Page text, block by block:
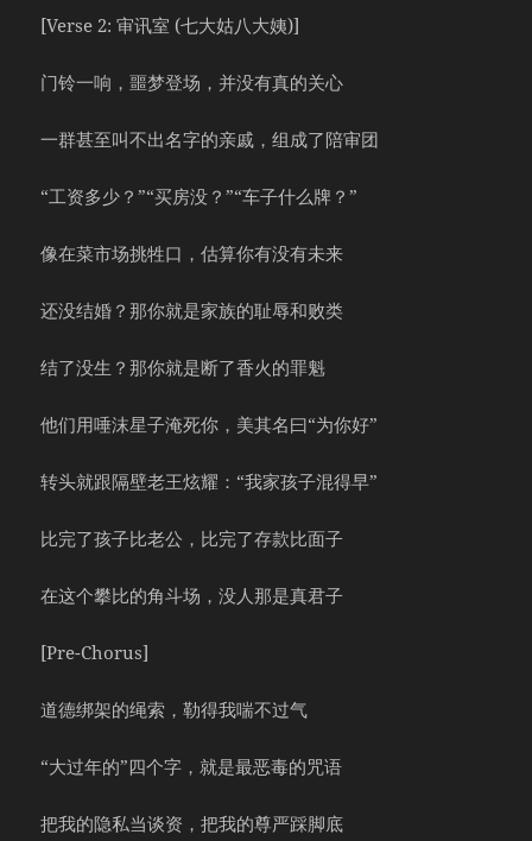
[Verse 2: 审讯室 (七大姑八大姨)]
门铃一响，噩梦登场，并没有真的关心
一群甚至叫不出名字的亲戚，组成了陪审团
“工资多少？”“买房没？”“车子什么牌？”
像在菜市场挑牲口，估算你有没有未来
还没结婚？那你就是家族的耻辱和败类
结了没生？那你就是断了香火的罪魁
他们用唾沫星子淹死你，美其名曰“为你好”
转头就跟隔壁老王炫耀：“我家孩子混得早”
比完了孩子比老公，比完了存款比面子
在这个攀比的角斗场，没人那是真君子
[Pre-Chorus]
道德绑架的绳索，勒得我喘不过气
“大过年的”四个字，就是最恶毒的咒语
把我的隐私当谈资，把我的尊严踩脚底